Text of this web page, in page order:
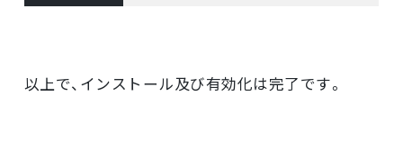
以上で、インストール及び有効化は完了です。